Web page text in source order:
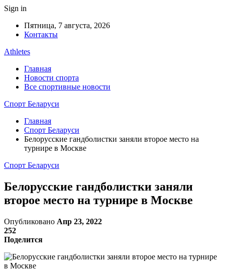
Sign in
Пятница, 7 августа, 2026
Контакты
Athletes
Главная
Новости спорта
Все спортивные новости
Спорт Беларуси
Главная
Спорт Беларуси
Белорусские гандболистки заняли второе место на
турнире в Москве
Спорт Беларуси
Белорусские гандболистки заняли
второе место на турнире в Москве
Опубликовано Апр 23, 2022
252
Поделится